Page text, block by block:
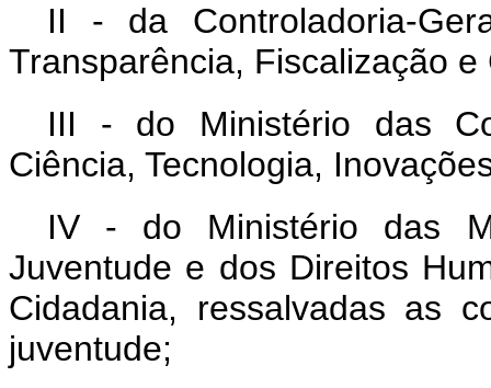
II - da Controladoria-
Transparência, Fiscalização e
III - do Ministério das
Ciência, Tecnologia,
IV - do Ministério das
Juventude e dos Direitos
Cidadania, ressalvadas as
juventude;